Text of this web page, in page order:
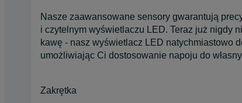
Nasze zaawansowane sensory gwarantują
i czytelnym wyświetlaczu LED. Teraz już nigdy
kawę - nasz wyświetlacz LED natychmiastowo
umożliwiając Ci dostosowanie napoju do
Zakrętka